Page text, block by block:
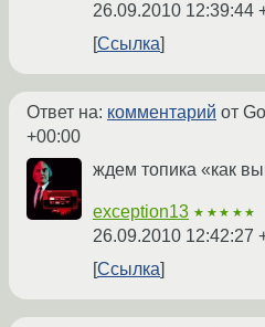
26.09.2010 12:39:44
Ссылка
Ответ на: комментарий от
+00:00
ждем топика «как
exception13 ★★★★★
26.09.2010 12:42:27
Ссылка